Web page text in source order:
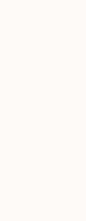
CONTIENT-IL
?
du
souvent
à une